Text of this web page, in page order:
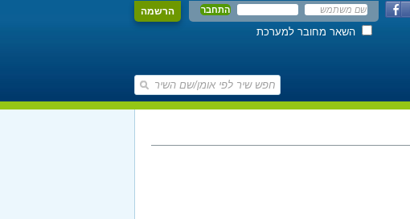
הרשמה
השאר מחובר למערכת